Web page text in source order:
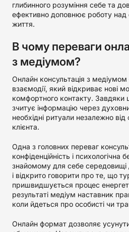
глибинного розуміння себе та
ефективно доповнює роботу над
життя.
В чому переваги
з медіумом?
Онлайн консультація з
взаємодії, який відкриває нові
комфортного контакту. Завдяки
зчитує інформацію через
необхідні ритуали незалежно від
клієнта.
Одна з головних переваг
конфіденційність і
знайомому для себе середовищі
і відкрито говорити про те, що
пришвидшується процес
результаті медіум наставник
коли йдеться про особисті чи
Онлайн формат дозволяє усунути